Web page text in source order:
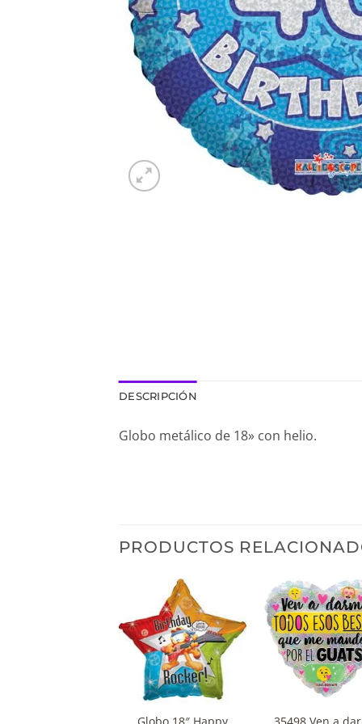
DESCRIPCIÓN
Globo metálico de 18» con helio.
PRODUCTOS